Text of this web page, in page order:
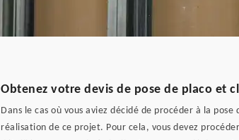
Obtenez votre devis de pose de placo et
Dans le cas où vous aviez décidé de procéder à la
réalisation de ce projet. Pour cela, vous devez